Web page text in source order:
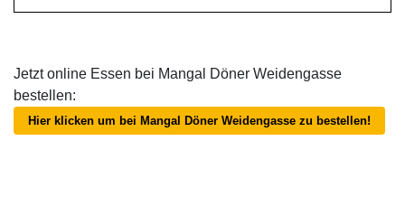
Jetzt online Essen bei Mangal Döner Weidengasse
bestellen:
Hier klicken um bei Mangal Döner Weidengasse zu bestellen!